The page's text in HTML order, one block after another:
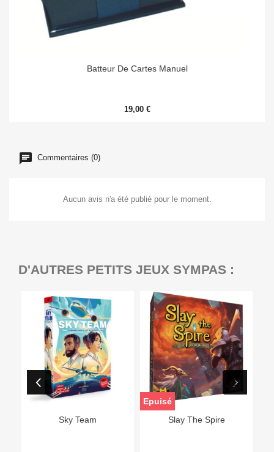
Batteur De Cartes Manuel
19,00 €
Commentaires (0)
Aucun avis n'a été publié pour le moment.
D'AUTRES PETITS JEUX SYMPAS :
Sky Team Slay The Spire
Epuisé